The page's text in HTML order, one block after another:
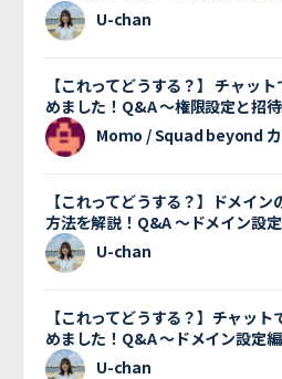
U-chan
【これってどうする？】 チャッ
めました！Q&A 〜権限設定と招
Momo / Squad beyond
【これってどうする？】ドメイ
方法を解説！Q&A 〜ドメイン設
U-chan
【これってどうする？】チャッ
めました！Q&A 〜ドメイン設定
U-chan